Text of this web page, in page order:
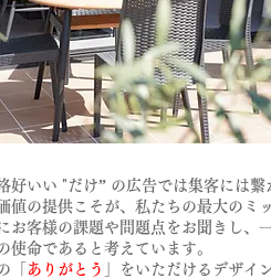
好いい "だけ” の広告では集客には繋
値の提供こそが、私たちの最大のミ
お客様の課題や問題点をお聞きし
使命であると考えています。
「
ありがとう 」をいただけるデザイ